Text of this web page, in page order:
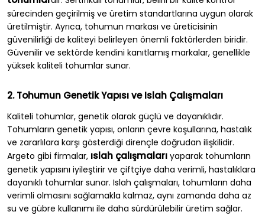
sürecinden geçirilmiş ve üretim standartlarına uygun olarak
üretilmiştir. Ayrıca, tohumun markası ve üreticisinin
güvenilirliği de kaliteyi belirleyen önemli faktörlerden biridir.
Güvenilir ve sektörde kendini kanıtlamış markalar, genellikle
yüksek kaliteli tohumlar sunar.
2. Tohumun Genetik Yapısı ve Islah Çalışmaları
Kaliteli tohumlar, genetik olarak güçlü ve dayanıklıdır.
Tohumların genetik yapısı, onların çevre koşullarına, hastalık
ve zararlılara karşı gösterdiği dirençle doğrudan ilişkilidir.
Argeto gibi firmalar, ıslah çalışmaları yaparak tohumların
genetik yapısını iyileştirir ve çiftçiye daha verimli, hastalıklara
dayanıklı tohumlar sunar. Islah çalışmaları, tohumların daha
verimli olmasını sağlamakla kalmaz, aynı zamanda daha az
su ve gübre kullanımı ile daha sürdürülebilir üretim sağlar.